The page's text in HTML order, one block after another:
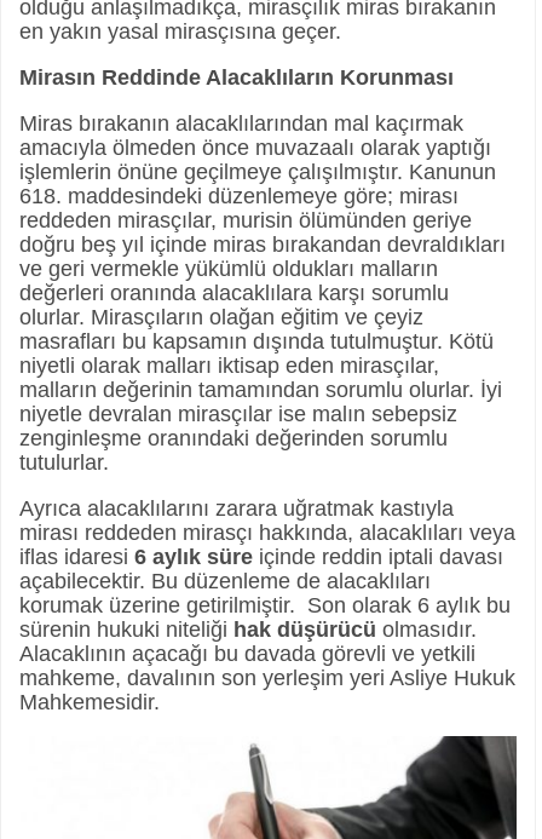
olduğu anlaşılmadıkça, mirasçılık miras bırakanın
en yakın yasal mirasçısına geçer.
Mirasın Reddinde Alacaklıların Korunması
Miras bırakanın alacaklılarından mal kaçırmak
amacıyla ölmeden önce muvazaalı olarak yaptığı
işlemlerin önüne geçilmeye çalışılmıştır. Kanunun
618. maddesindeki düzenlemeye göre; mirası
reddeden mirasçılar, murisin ölümünden geriye
doğru beş yıl içinde miras bırakandan devraldıkları
ve geri vermekle yükümlü oldukları malların
değerleri oranında alacaklılara karşı sorumlu
olurlar. Mirasçıların olağan eğitim ve çeyiz
masrafları bu kapsamın dışında tutulmuştur. Kötü
niyetli olarak malları iktisap eden mirasçılar,
malların değerinin tamamından sorumlu olurlar. İyi
niyetle devralan mirasçılar ise malın sebepsiz
zenginleşme oranındaki değerinden sorumlu
tutulurlar.
Ayrıca alacaklılarını zarara uğratmak kastıyla
mirası reddeden mirasçı hakkında, alacaklıları veya
iflas idaresi 6 aylık süre içinde reddin iptali davası
açabilecektir. Bu düzenleme de alacaklıları
korumak üzerine getirilmiştir. Son olarak 6 aylık bu
sürenin hukuki niteliği hak düşürücü olmasıdır.
Alacaklının açacağı bu davada görevli ve yetkili
mahkeme, davalının son yerleşim yeri Asliye Hukuk
Mahkemesidir.